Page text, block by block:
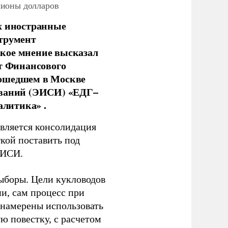
долларов
иностранные
мнение высказал
Финансового
в Москве
(ЭИСИ) «ЕДГ–
.
консолидация
поставить под
Цели кукловодов
сам процесс при
использовать
повестку, с расчетом